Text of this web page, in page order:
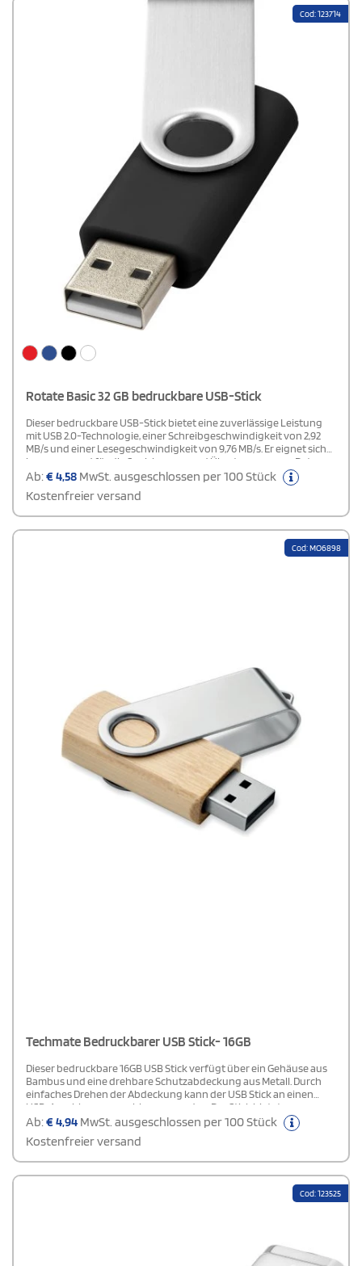
Cod: 123714
Rotate Basic 32 GB bedruckbare USB-Stick
Dieser bedruckbare USB-Stick bietet eine zuverlässige Leistung
mit USB 2.0-Technologie, einer Schreibgeschwindigkeit von 2,92
MB/s und einer Lesegeschwindigkeit von 9,76 MB/s. Er eignet sich
hervorragend für die Speicherung und Übertragung von Daten
und gewährleistet eine effiziente Nutzung. Bitte beachten Sie,
dass für Lieferungen nach Deutschland zusätzlich GEMA-
Gebühren von 0,24 € pro Stück anfallen. Diese Gebühren sind
notwendig, um die gesetzlichen Anforderungen zu erfüllen. Ideal
für alle, die eine solide und leistungsfähige Speicherlösung
Ab:€4,58 MwSt. ausgeschlossen per 100 Stück
Kostenfreier versand
Cod: MO6898
Techmate Bedruckbarer USB Stick- 16GB
Dieser bedruckbare 16GB USB Stick verfügt über ein Gehäuse aus
Bambus und eine drehbare Schutzabdeckung aus Metall. Durch
einfaches Drehen der Abdeckung kann der USB Stick an einen
USB-Anschluss angeschlossen werden. Der Stick bietet
ausreichend Speicherplatz und überzeugt durch sein natürliches
Ab:€4,94 MwSt. ausgeschlossen per 100 Stück
Kostenfreier versand
Cod: 123525